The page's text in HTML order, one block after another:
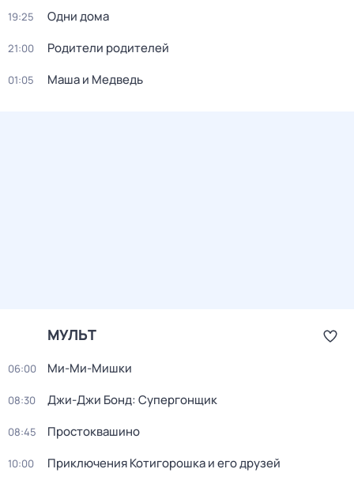
19:25 Одни дома
21:00 Родители родителей
01:05 Маша и Медведь
МУЛЬТ
06:00 Ми-Ми-Мишки
08:30 Джи-Джи Бонд: Супергонщик
08:45 Простоквашино
10:00 Приключения Котигорошка и его друзей